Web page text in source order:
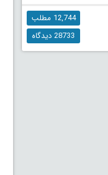
12,744 مطلب
28733 دیدگاه